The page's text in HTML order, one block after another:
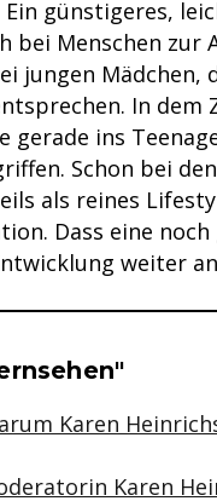
günstigeres,
bei Menschen zur
jungen Mädchen,
In dem
gerade ins
Schon bei
als reines
Dass eine
weiter
zum Inhalt
Karen
Karen